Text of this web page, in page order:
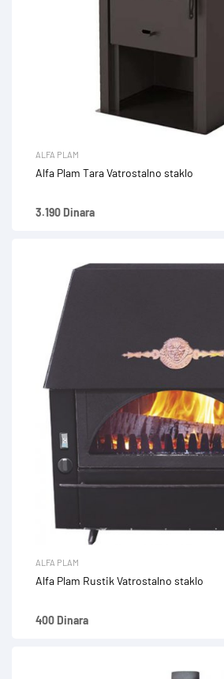
ALFA PLAM
Alfa Plam Tara Vatrostalno staklo
3.190 Dinara
ALFA PLAM
Alfa Plam Rustik Vatrostalno staklo
400 Dinara